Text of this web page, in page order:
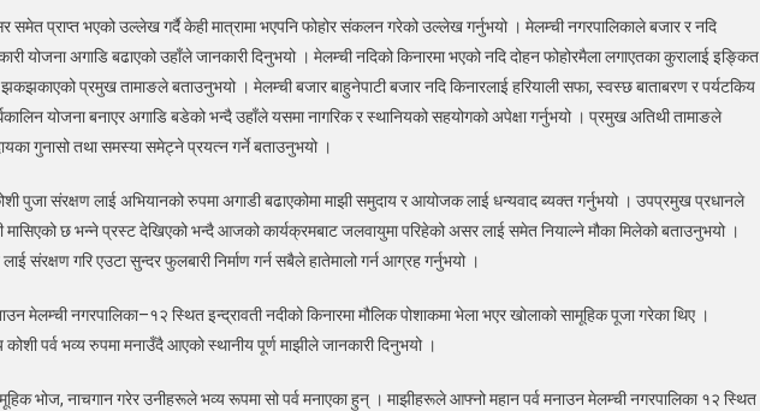
समेत प्राप्त भएको उल्लेख गर्दै केही मात्रामा भएपनि फोहोर संकलन गरेको उल्लेख गर्नुभयो । मेलम्ची नगरपालिकाले बजार र नदि
योजना अगाडि बढाएको उहाँले जानकारी दिनुभयो । मेलम्ची नदिको किनारमा भएको नदि दोहन फोहोरमैला लगाएतका कुरालाई इङ्कित
प्रमुख तामाङले बताउनुभयो । मेलम्ची बजार बाहुनेपाटी बजार नदि किनारलाई हरियाली सफा, स्वस्छ बाताबरण र पर्यटकिय
योजना बनाएर अगाडि बडेको भन्दै उहाँले यसमा नागरिक र स्थानियको सहयोगको अपेक्षा गर्नुभयो । प्रमुख अतिथी तामाङले
गुनासो तथा समस्या समेट्ने प्रयत्न गर्ने बताउनुभयो ।
पुजा संरक्षण लाई अभियानको रुपमा अगाडी बढाएकोमा माझी समुदाय र आयोजक लाई धन्यवाद ब्यक्त गर्नुभयो । उपप्रमुख प्रधानले
मासिएको छ भन्ने प्रस्ट देखिएको भन्दै आजको कार्यक्रमबाट जलवायुमा परिहेको असर लाई समेत नियाल्ने मौका मिलेको बताउनुभयो ।
संरक्षण गरि एउटा सुन्दर फुलबारी निर्माण गर्न सबैले हातेमालो गर्न आग्रह गर्नुभयो ।
मेलम्ची नगरपालिका–१२ स्थित इन्द्रावती नदीको किनारमा मौलिक पोशाकमा भेला भएर खोलाको सामूहिक पूजा गरेका थिए ।
पर्व भव्य रुपमा मनाउँदै आएको स्थानीय पूर्ण माझीले जानकारी दिनुभयो ।
भोज, नाचगान गरेर उनीहरूले भव्य रूपमा सो पर्व मनाएका हुन् । माझीहरूले आफ्नो महान पर्व मनाउन मेलम्ची नगरपालिका १२ स्थित